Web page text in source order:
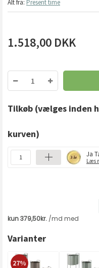
Alt fra: Present time
1.518,00 DKK
Tilkøb (vælges inden
kurven)
Ja
Læs
Varianter
27%